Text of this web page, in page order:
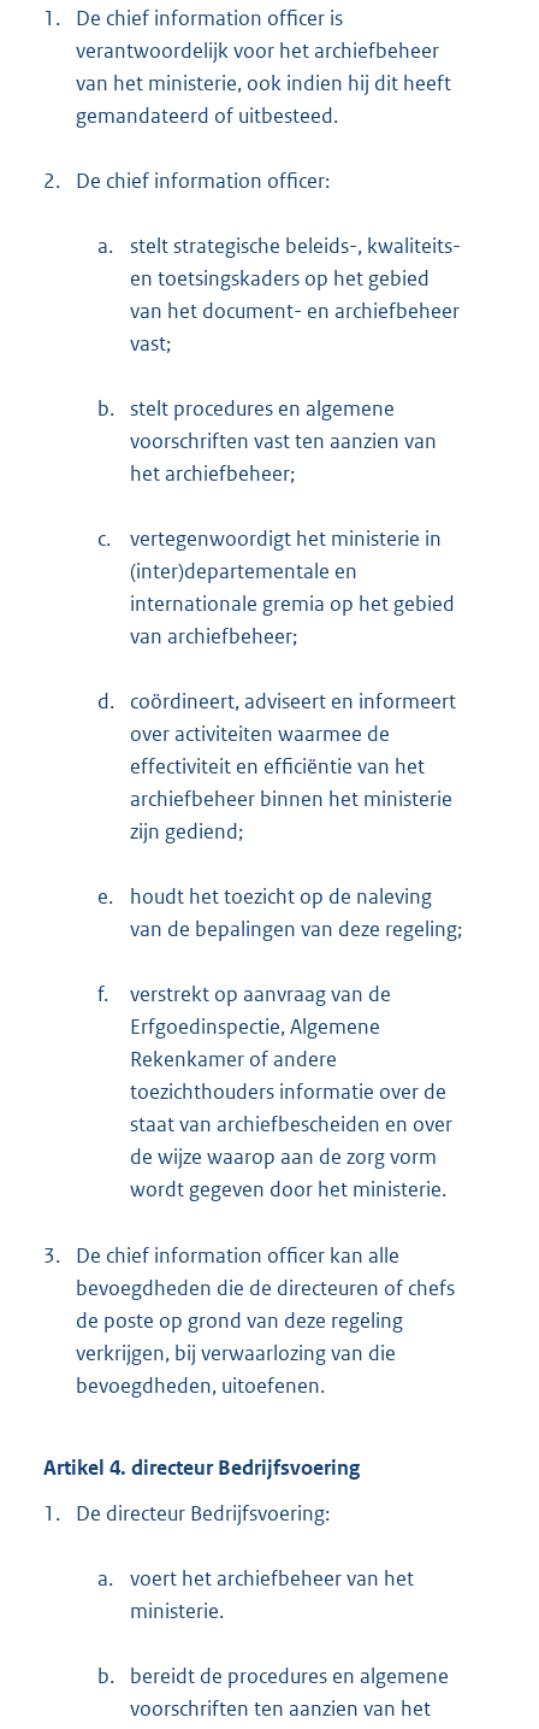
1.
De chief information officer is
verantwoordelijk voor het archiefbeheer
van het ministerie, ook indien hij dit heeft
gemandateerd of uitbesteed.
2. De chief information officer:
a.
stelt strategische beleids-, kwaliteits-
en toetsingskaders op het gebied
van het document- en archiefbeheer
vast;
b. stelt procedures en algemene
voorschriften vast ten aanzien van
het archiefbeheer;
c.
vertegenwoordigt het ministerie in
(inter)departementale en
internationale gremia op het gebied
van archiefbeheer;
d.
coördineert, adviseert en informeert
over activiteiten waarmee de
effectiviteit en efficiëntie van het
archiefbeheer binnen het ministerie
zijn gediend;
e.
houdt het toezicht op de naleving
van de bepalingen van deze regeling;
f.
verstrekt op aanvraag van de
Erfgoedinspectie, Algemene
Rekenkamer of andere
toezichthouders informatie over de
staat van archiefbescheiden en over
de wijze waarop aan de zorg vorm
wordt gegeven door het ministerie.
3.
De chief information officer kan alle
bevoegdheden die de directeuren of chefs
de poste op grond van deze regeling
verkrijgen, bij verwaarlozing van die
bevoegdheden, uitoefenen.
Artikel 4. directeur Bedrijfsvoering
1.
De directeur Bedrijfsvoering:
a.
voert het archiefbeheer van het
ministerie.
b.
bereidt de procedures en algemene
voorschriften ten aanzien van het